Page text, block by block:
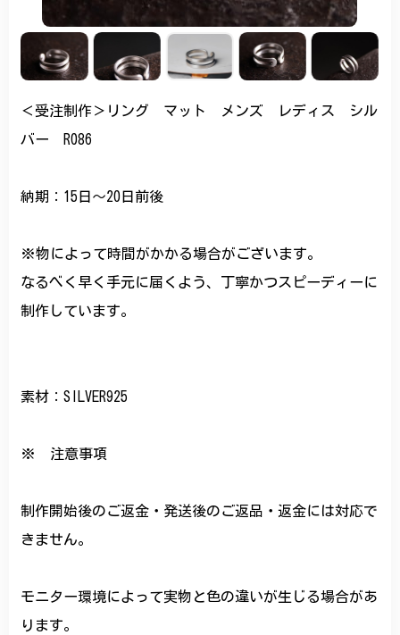
＜受注制作＞リング マット メンズ レディス シル
バー R086
納期：15日～20日前後
※物によって時間がかかる場合がございます。
なるべく早く手元に届くよう、丁寧かつスピーディーに
制作しています。
素材：SILVER925
※ 注意事項
制作開始後のご返金・発送後のご返品・返金には対応で
きません。
モニター環境によって実物と色の違いが生じる場合があ
ります。